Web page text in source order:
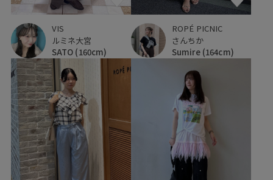
VIS
ルミネ大宮
SATO (160cm)
ROPÉ PICNIC
さんちか
Sumire (164cm)